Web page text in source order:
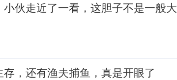
伙走近了一看，这胆子不是一般大
，还有渔夫捕鱼，真是开眼了